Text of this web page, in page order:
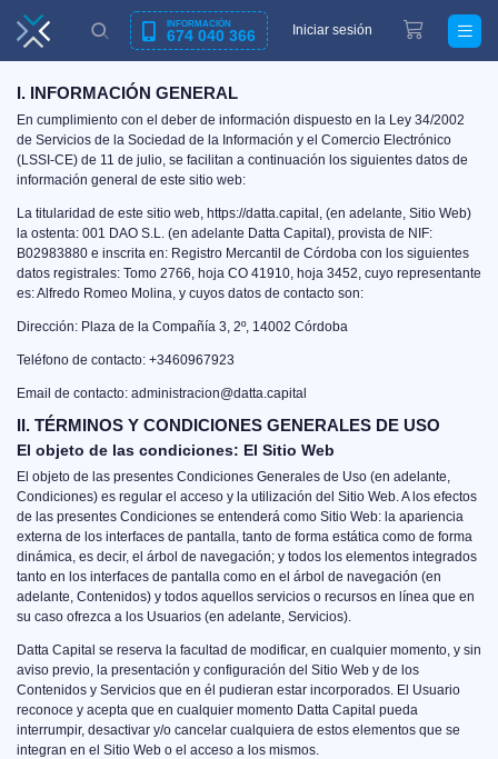
INFORMACIÓN
674 040 366 Iniciar sesión
I. INFORMACIÓN GENERAL
En cumplimiento con el deber de información dispuesto en la Ley 34/2002
de Servicios de la Sociedad de la Información y el Comercio Electrónico
(LSSI-CE) de 11 de julio, se facilitan a continuación los siguientes datos de
información general de este sitio web:
La titularidad de este sitio web, https://datta.capital, (en adelante, Sitio Web)
la ostenta: 001 DAO S.L. (en adelante Datta Capital), provista de NIF:
B02983880 e inscrita en: Registro Mercantil de Córdoba con los siguientes
datos registrales: Tomo 2766, hoja CO 41910, hoja 3452, cuyo representante
es: Alfredo Romeo Molina, y cuyos datos de contacto son:
Dirección: Plaza de la Compañía 3, 2º, 14002 Córdoba
Teléfono de contacto: +3460967923
Email de contacto: administracion@datta.capital
II. TÉRMINOS Y CONDICIONES GENERALES DE USO
El objeto de las condiciones: El Sitio Web
El objeto de las presentes Condiciones Generales de Uso (en adelante,
Condiciones) es regular el acceso y la utilización del Sitio Web. A los efectos
de las presentes Condiciones se entenderá como Sitio Web: la apariencia
externa de los interfaces de pantalla, tanto de forma estática como de forma
dinámica, es decir, el árbol de navegación; y todos los elementos integrados
tanto en los interfaces de pantalla como en el árbol de navegación (en
adelante, Contenidos) y todos aquellos servicios o recursos en línea que en
su caso ofrezca a los Usuarios (en adelante, Servicios).
Datta Capital se reserva la facultad de modificar, en cualquier momento, y sin
aviso previo, la presentación y configuración del Sitio Web y de los
Contenidos y Servicios que en él pudieran estar incorporados. El Usuario
reconoce y acepta que en cualquier momento Datta Capital pueda
interrumpir, desactivar y/o cancelar cualquiera de estos elementos que se
integran en el Sitio Web o el acceso a los mismos.